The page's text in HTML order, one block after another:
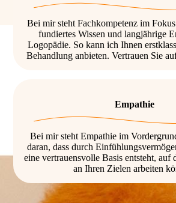
Bei mir steht Fachkompetenz im
fundiertes Wissen und langjährige
Logopädie. So kann ich Ihnen
Behandlung anbieten. Vertrauen Sie
Empathie
Bei mir steht Empathie im
daran, dass durch
eine vertrauensvolle Basis entsteht, auf
an Ihren Zielen arbeiten